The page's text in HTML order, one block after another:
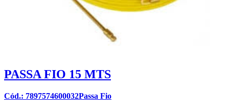
PASSA FIO 15 MTS
Cód.: 7897574600032Passa Fio